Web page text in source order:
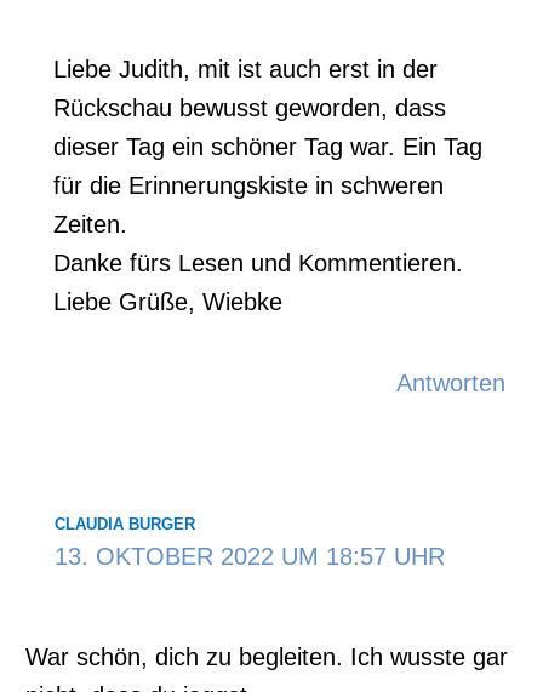
Liebe Judith, mit ist auch erst in der
Rückschau bewusst geworden, dass
dieser Tag ein schöner Tag war. Ein Tag
für die Erinnerungskiste in schweren
Zeiten.
Danke fürs Lesen und Kommentieren.
Liebe Grüße, Wiebke
Antworten
CLAUDIA BURGER
13. OKTOBER 2022 UM 18:57 UHR
War schön, dich zu begleiten. Ich wusste gar